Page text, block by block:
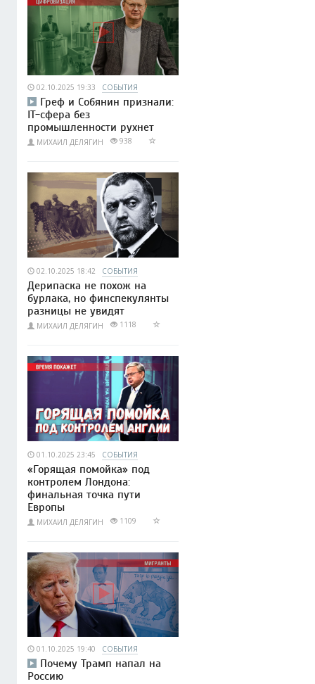
02.10.2025 19:33 СОБЫТИЯ
Греф и Собянин признали:
IT-сфера без
промышленности рухнет
МИХАИЛ ДЕЛЯГИН 938
02.10.2025 18:42 СОБЫТИЯ
Дерипаска не похож на
бурлака, но финспекулянты
разницы не увидят
МИХАИЛ ДЕЛЯГИН 1118
01.10.2025 23:45 СОБЫТИЯ
«Горящая помойка» под
контролем Лондона:
финальная точка пути
Европы
МИХАИЛ ДЕЛЯГИН 1109
01.10.2025 19:40 СОБЫТИЯ
Почему Трамп напал на
Россию